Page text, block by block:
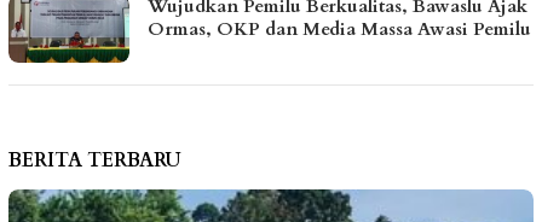
Wujudkan Pemilu Berkualitas, Bawaslu Ajak
Ormas, OKP dan Media Massa Awasi Pemilu
BERITA TERBARU